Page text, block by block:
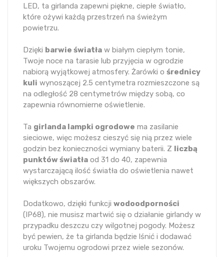
LED, ta girlanda zapewni piękne, ciepłe światło,
które ożywi każdą przestrzeń na świeżym
powietrzu.
Dzięki barwie światła w białym ciepłym tonie,
Twoje noce na tarasie lub przyjęcia w ogrodzie
nabiorą wyjątkowej atmosfery. Żarówki o średnicy
kuli wynoszącej 2.5 centymetra rozmieszczone są
na odległość 28 centymetrów między sobą, co
zapewnia równomierne oświetlenie.
Ta girlanda lampki ogrodowe ma zasilanie
sieciowe, więc możesz cieszyć się nią przez wiele
godzin bez konieczności wymiany baterii. Z liczbą
punktów światła od 31 do 40, zapewnia
wystarczającą ilość światła do oświetlenia nawet
większych obszarów.
Dodatkowo, dzięki funkcji wodoodporności
(IP68), nie musisz martwić się o działanie girlandy w
przypadku deszczu czy wilgotnej pogody. Możesz
być pewien, że ta girlanda będzie lśnić i dodawać
uroku Twojemu ogrodowi przez wiele sezonów.